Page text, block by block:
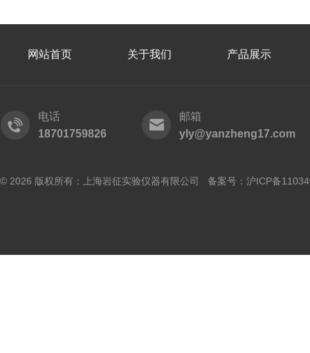
网站首页 关于我们 产品展示
电话
18701759826
邮箱
yly@yanzheng17.com
© 2026 版权所有：上海岩征实验仪器有限公司 备案号： 沪ICP备